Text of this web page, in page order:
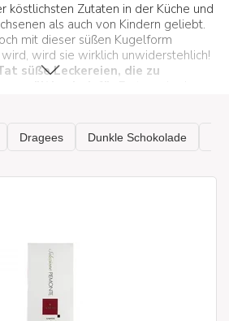
köstlichsten Zutaten in der Küche und
als auch von Kindern geliebt.
mit dieser süßen Kugelform
wird sie wirklich unwiderstehlich!
süße Leckereien, die zu
einer Flasche guten Dessertwein),
zu danken. Entdecken Sie